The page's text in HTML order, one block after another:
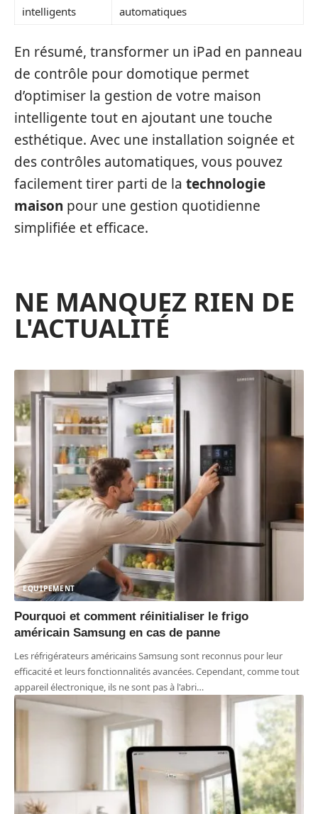
intelligents
automatiques
En résumé, transformer un iPad en panneau
de contrôle pour domotique permet
d’optimiser la gestion de votre maison
intelligente tout en ajoutant une touche
esthétique. Avec une installation soignée et
des contrôles automatiques, vous pouvez
facilement tirer parti de la technologie
maison pour une gestion quotidienne
simplifiée et efficace.
NE MANQUEZ RIEN DE
L'ACTUALITÉ
EQUIPEMENT
Pourquoi et comment réinitialiser le frigo
américain Samsung en cas de panne
Les réfrigérateurs américains Samsung sont reconnus pour leur
efficacité et leurs fonctionnalités avancées. Cependant, comme tout
appareil électronique, ils ne sont pas à l'abri…